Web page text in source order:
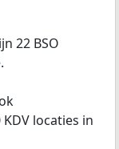
22 BSO
locaties in